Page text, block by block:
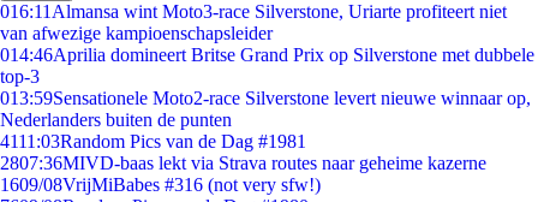
016:11 Almansa wint Moto3-race Silverstone, Uriarte profiteert niet
van afwezige kampioenschapsleider
014:46Aprilia domineert Britse Grand Prix op Silverstone met dubbele
top-3
013:59Sensationele Moto2-race Silverstone levert nieuwe winnaar op,
Nederlanders buiten de punten
4111:03Random Pics van de Dag #1981
2807:36MIVD-baas lekt via Strava routes naar geheime kazerne
1609/08VrijMiBabes #316 (not very sfw!)